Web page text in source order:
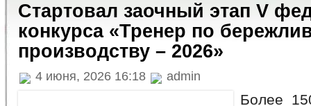
Стартовал заочный этап V
конкурса «Тренер по
производству – 2026»
4 июня, 2026 16:18 admin
Более